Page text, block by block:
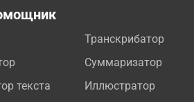
текста
Транскрибатор
Суммаризатор
Иллюстратор